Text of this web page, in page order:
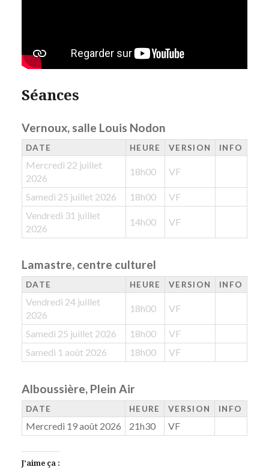
Séances
Vernoux, salle Louis Nodon
DATE HEURE VERSION INFO
Mercredi 22 juillet
2026
18h00 VF
Samedi 25 juillet 2026 18h00
VF
Vendredi 31 juillet
2026
14h00 VF
Lamastre, centre culturel
DATE HEURE VERSION INFO
Vendredi 24 juillet
2026
18h00 VF
Samedi 25 juillet 2026 18h00
VF
Samedi 1 août 2026
18h00 VF
Alboussière, Plein Air
DATE HEURE VERSION INFO
Mercredi 19 août 2026 21h30 VF
J’aime ça :